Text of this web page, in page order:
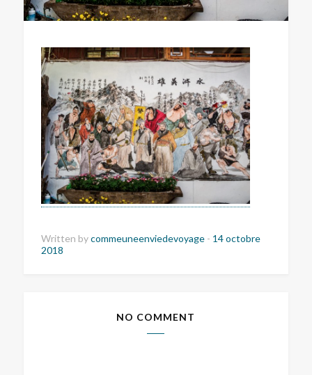
Written bycommeuneenviedevoyage - 14 octobre
2018
NO COMMENT